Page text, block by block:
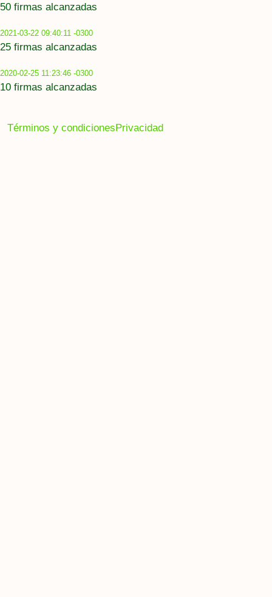
50 firmas alcanzadas
2021-03-22 09:40:11 -0300
25 firmas alcanzadas
2020-02-25 11:23:46 -0300
10 firmas alcanzadas
Términos y condicionesPrivacidad